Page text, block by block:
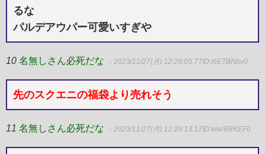
るな
パルデアウパー可愛いすぎや
10 名無しさん必死だな ：2023/11/27(月) 12:29:05.77ID:i6ETBNbv0
先のスクエニの福袋より売れそう
11 名無しさん必死だな ：2023/11/27(月) 12:29:13.17ID:ww/6RKEF0